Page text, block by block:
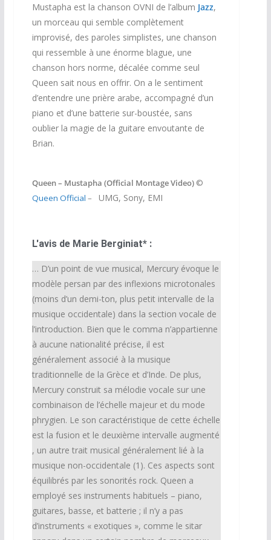
Mustapha est la chanson OVNI de l’album Jazz,
un morceau qui semble complètement
improvisé, des paroles simplistes, une chanson
qui ressemble à une énorme blague, une
chanson hors norme, décalée comme seul
Queen sait nous en offrir. On a le sentiment
d’entendre une prière arabe, accompagné d’un
piano et d’une batterie sur-boustée, sans
oublier la magie de la guitare envoutante de
Brian.
Queen – Mustapha (Official Montage Video)©
Queen Official – UMG, Sony, EMI
L'avis de Marie Berginiat* :
… D’un point de vue musical, Mercury évoque le
modèle persan par des inflexions microtonales
(moins d’un demi-ton, plus petit intervalle de la
musique occidentale) dans la section vocale de
l’introduction. Bien que le comma n’appartienne
à aucune nationalité précise, il est
généralement associé à la musique
traditionnelle de la Grèce et d’Inde. De plus,
Mercury construit sa mélodie vocale sur une
combinaison de l’échelle majeur et du mode
phrygien. Le son caractéristique de cette échelle
est la fusion et le deuxième intervalle augmenté
, un autre trait musical généralement lié à la
musique non-occidentale (1). Ces aspects sont
équilibrés par les sonorités rock. Queen a
employé ses instruments habituels – piano,
guitares, basse, et batterie ; il n’y a pas
d’instruments « exotiques », comme le sitar